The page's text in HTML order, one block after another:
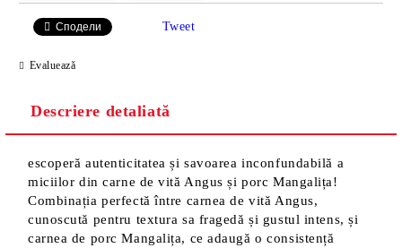
Сподели Tweet
Evaluează
Descriere detaliată
escoperă autenticitatea și savoarea inconfundabilă a
miciilor din carne de vită Angus și porc Mangalița!
Combinația perfectă între carnea de vită Angus,
cunoscută pentru textura sa fragedă și gustul intens, și
carnea de porc Mangalița, ce adaugă o consistență